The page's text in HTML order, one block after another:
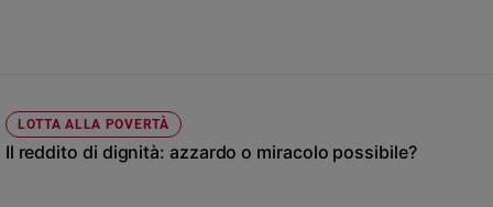
valori
Ambiente
LOTTA ALLA POVERTÀ
Il reddito di dignità: azzardo o miracolo possibile?